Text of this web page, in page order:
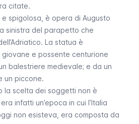
citate.
spigolosa, è opera di Augusto
sinistra del parapetto che
La statua è
e possente centurione
balestriere medievale; e da un
un piccone.
la scelta dei soggetti non è
infatti un’epoca in cui l’Italia
non esisteva, era composta da